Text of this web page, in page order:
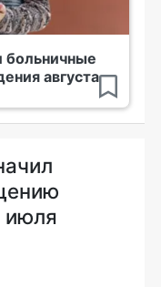
больничные
августа
июля